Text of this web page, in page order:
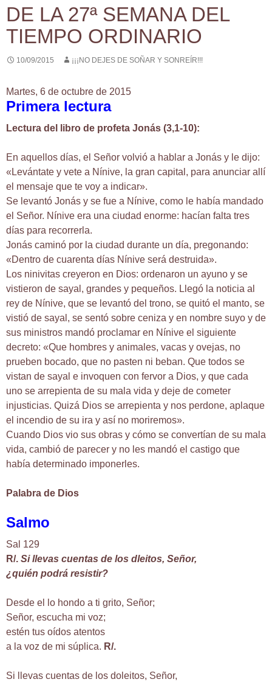
DE LA 27ª SEMANA DEL
TIEMPO ORDINARIO
10/09/2015 ¡¡¡NO DEJES DE SOÑAR Y SONREÍR!!!
Martes, 6 de octubre de 2015
Primera lectura
Lectura del libro de profeta Jonás (3,1-10):
En aquellos días, el Señor volvió a hablar a Jonás y le dijo:
«Levántate y vete a Nínive, la gran capital, para anunciar allí
el mensaje que te voy a indicar».
Se levantó Jonás y se fue a Nínive, como le había mandado
el Señor. Nínive era una ciudad enorme: hacían falta tres
días para recorrerla.
Jonás caminó por la ciudad durante un día, pregonando:
«Dentro de cuarenta días Nínive será destruida».
Los ninivitas creyeron en Dios: ordenaron un ayuno y se
vistieron de sayal, grandes y pequeños. Llegó la noticia al
rey de Nínive, que se levantó del trono, se quitó el manto, se
vistió de sayal, se sentó sobre ceniza y en nombre suyo y de
sus ministros mandó proclamar en Nínive el siguiente
decreto: «Que hombres y animales, vacas y ovejas, no
prueben bocado, que no pasten ni beban. Que todos se
vistan de sayal e invoquen con fervor a Dios, y que cada
uno se arrepienta de su mala vida y deje de cometer
injusticias. Quizá Dios se arrepienta y nos perdone, aplaque
el incendio de su ira y así no moriremos».
Cuando Dios vio sus obras y cómo se convertían de su mala
vida, cambió de parecer y no les mandó el castigo que
había determinado imponerles.
Palabra de Dios
Salmo
Sal 129
R/. Si llevas cuentas de los dleitos, Señor,
¿quién podrá resistir?
Desde el lo hondo a ti grito, Señor;
Señor, escucha mi voz;
estén tus oídos atentos
a la voz de mi súplica. R/.
Si llevas cuentas de los doleitos, Señor,